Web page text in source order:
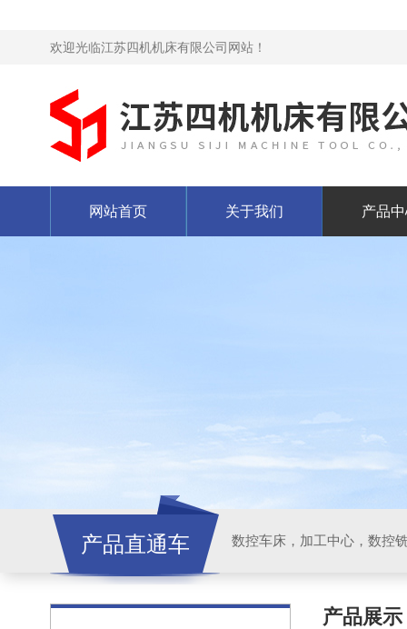
欢迎光临江苏四机机床有限公司网站！
网站首页 关于我们 产品
产品直通车
产品展示